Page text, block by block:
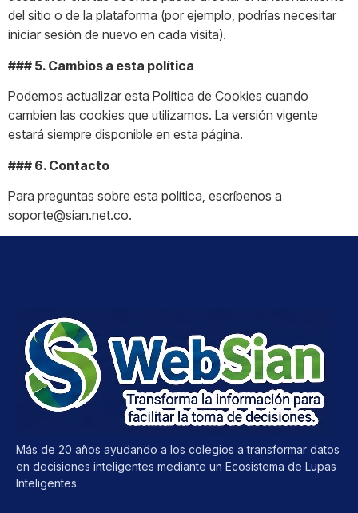
del sitio o de la plataforma (por ejemplo, podrías necesitar
iniciar sesión de nuevo en cada visita).
### 5. Cambios a esta política
Podemos actualizar esta Política de Cookies cuando
cambien las cookies que utilizamos. La versión vigente
estará siempre disponible en esta página.
### 6. Contacto
Para preguntas sobre esta política, escríbenos a
soporte@sian.net.co.
Más de 20 años ayudando a los colegios a transformar datos
en decisiones inteligentes mediante un Ecosistema de Lupas
Inteligentes.